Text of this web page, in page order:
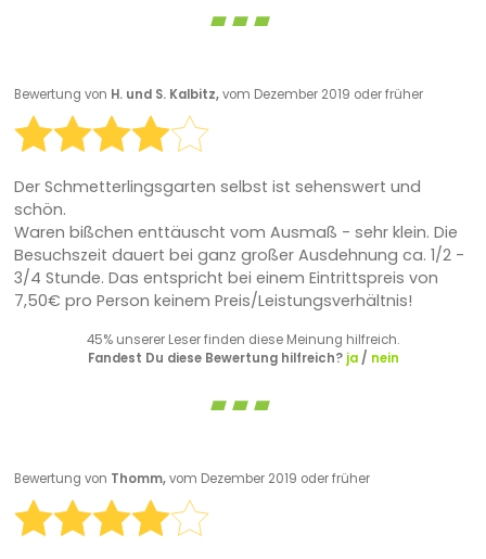
Bewertung von H. und S. Kalbitz,vom Dezember 2019 oder früher
Der Schmetterlingsgarten selbst ist sehenswert und
schön.
Waren bißchen enttäuscht vom Ausmaß - sehr klein. Die
Besuchszeit dauert bei ganz großer Ausdehnung ca. 1/2 -
3/4 Stunde. Das entspricht bei einem Eintrittspreis von
7,50€ pro Person keinem Preis/Leistungsverhältnis!
45% unserer Leser finden diese Meinung hilfreich.
Fandest Du diese Bewertung hilfreich? ja/ nein
Bewertung von Thomm,vom Dezember 2019 oder früher